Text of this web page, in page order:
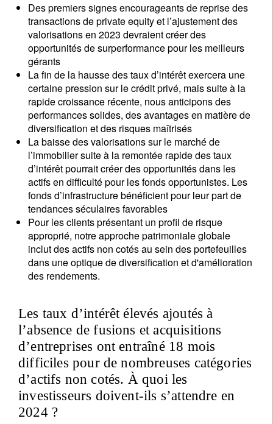
Des premiers signes encourageants de reprise des
transactions de private equity et l’ajustement des
valorisations en 2023 devraient créer des
opportunités de surperformance pour les meilleurs
gérants
La fin de la hausse des taux d’intérêt exercera une
certaine pression sur le crédit privé, mais suite à la
rapide croissance récente, nous anticipons des
performances solides, des avantages en matière de
diversification et des risques maîtrisés
La baisse des valorisations sur le marché de
l’immobilier suite à la remontée rapide des taux
d’intérêt pourrait créer des opportunités dans les
actifs en difficulté pour les fonds opportunistes. Les
fonds d’infrastructure bénéficient pour leur part de
tendances séculaires favorables
Pour les clients présentant un profil de risque
approprié, notre approche patrimoniale globale
inclut des actifs non cotés au sein des portefeuilles
dans une optique de diversification et d'amélioration
des rendements.
Les taux d’intérêt élevés ajoutés à
l’absence de fusions et acquisitions
d’entreprises ont entraîné 18 mois
difficiles pour de nombreuses catégories
d’actifs non cotés. À quoi les
investisseurs doivent-ils s’attendre en
2024 ?